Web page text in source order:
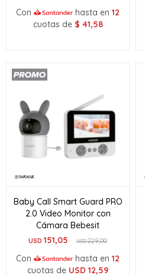
Con hasta en 12
cuotas de $ 41,58
Baby Call Smart Guard PRO
2.0 Video Monitor con
Cámara Bebesit
USD 151,05 USD229,00
Con hasta en 12
cuotas de USD 12,59